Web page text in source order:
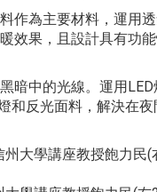
為主要材料，運用
果，且設計具有功
中的光線。運用
反光面料，解決在